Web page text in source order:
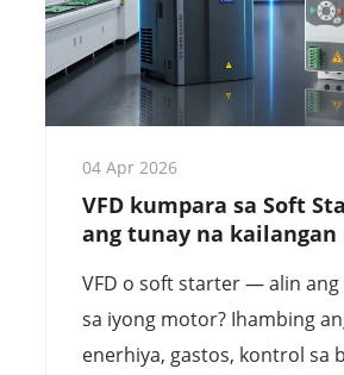
04 Apr 2026
VFD kumpara sa Soft
ang tunay na kailangan
VFD o soft starter — alin ang
sa iyong motor? Ihambing
enerhiya, gastos, kontrol sa